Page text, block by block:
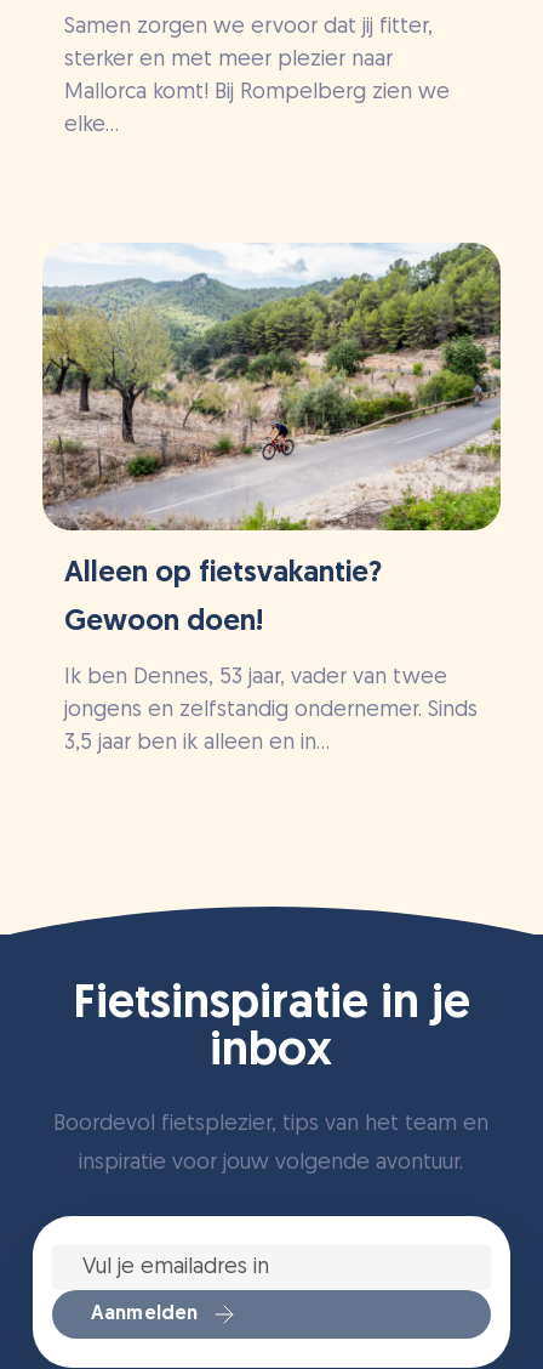
Samen zorgen we ervoor dat jij fitter,
sterker en met meer plezier naar
Mallorca komt! Bij Rompelberg zien we
elke...
Alleen op fietsvakantie?
Gewoon doen!
Ik ben Dennes, 53 jaar, vader van twee
jongens en zelfstandig ondernemer. Sinds
3,5 jaar ben ik alleen en in...
Fietsinspiratie in je
inbox
Boordevol fietsplezier, tips van het team en
inspiratie voor jouw volgende avontuur.
emailadres
in
Aanmelden